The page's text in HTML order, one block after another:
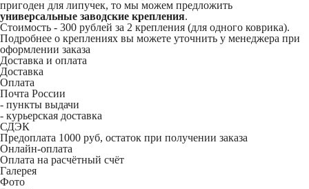
пригоден для липучек, то мы можем предложить
универсальные заводские крепления.
Стоимость - 300 рублей за 2 крепления (для одного коврика).
Подробнее о креплениях вы можете уточнить у менеджера при
оформлении заказа
Доставка и оплата
Доставка
Оплата
Почта России
- пункты выдачи
- курьерская доставка
СДЭК
Предоплата 1000 руб, остаток при получении заказа
Онлайн-оплата
Оплата на расчётный счёт
Галерея
Фото